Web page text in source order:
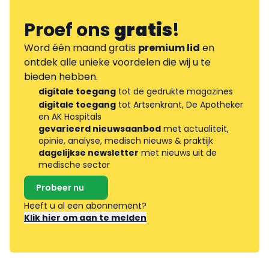
Proef onsgratis!
Word één maand gratis premium lid en
ontdek alle unieke voordelen die wij u te
bieden hebben.
digitale toegang tot de gedrukte magazines
digitale toegang tot Artsenkrant, De Apotheker
en AK Hospitals
gevarieerd nieuwsaanbod met actualiteit,
opinie, analyse, medisch nieuws & praktijk
dagelijkse newsletter met nieuws uit de
medische sector
Probeer nu
Heeft u al een abonnement?
Klik hier om aan te melden